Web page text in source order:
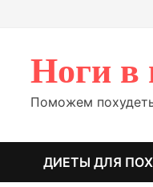
Ноги в
Поможем
ДИЕТЫ ДЛЯ